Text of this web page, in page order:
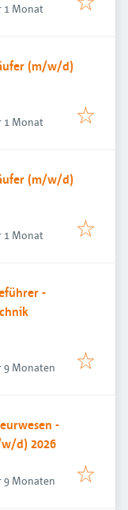
1 Monat
(m/w/d)
1 Monat
(m/w/d)
1 Monat
-
:
9 Monaten
-
d) 2026
:
9 Monaten